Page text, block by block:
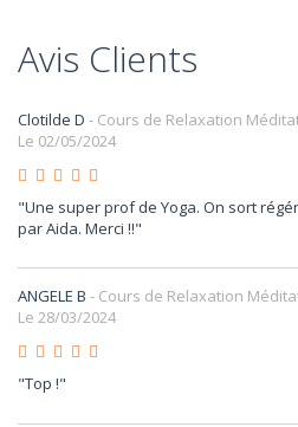
Avis Clients
Clotilde D - Cours de Relaxation
Le 02/05/2024
"Une super prof de Yoga. On sort
par Aida. Merci !!"
ANGELE B - Cours de Relaxation
Le 28/03/2024
"Top !"